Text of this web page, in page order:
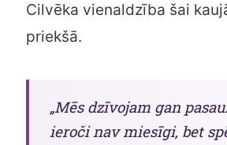
Cilvēka vienaldzība šai
priekšā.
„Mēs dzīvojam gan
ieroči nav miesīgi, bet